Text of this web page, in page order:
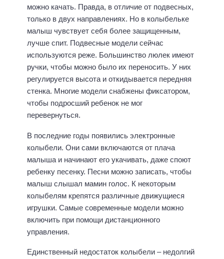
можно качать. Правда, в отличие от подвесных,
только в двух направлениях. Но в колыбельке
малыш чувствует себя более защищенным,
лучше спит. Подвесные модели сейчас
используются реже. Большинство люлек имеют
ручки, чтобы можно было их переносить. У них
регулируется высота и откидывается передняя
стенка. Многие модели снабжены фиксатором,
чтобы подросший ребенок не мог
перевернуться.
В последние годы появились электронные
колыбели. Они сами включаются от плача
малыша и начинают его укачивать, даже споют
ребенку песенку. Песни можно записать, чтобы
малыш слышал мамин голос. К некоторым
колыбелям крепятся различные движущиеся
игрушки. Самые современные модели можно
включить при помощи дистанционного
управления.
Единственный недостаток колыбели – недолгий